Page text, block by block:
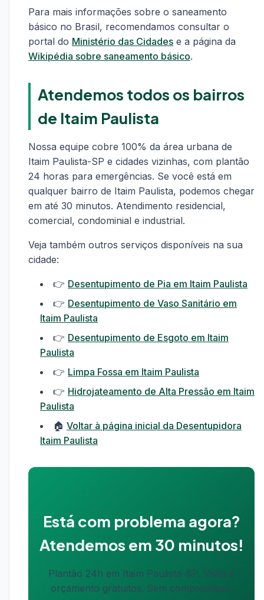
Para mais informações sobre o saneamento
básico no Brasil, recomendamos consultar o
portal do Ministério das Cidades e a página da
Wikipédia sobre saneamento básico.
Atendemos todos os bairros
de Itaim Paulista
Nossa equipe cobre 100% da área urbana de
Itaim Paulista-SP e cidades vizinhas, com plantão
24 horas para emergências. Se você está em
qualquer bairro de Itaim Paulista, podemos chegar
em até 30 minutos. Atendimento residencial,
comercial, condominial e industrial.
Veja também outros serviços disponíveis na sua
cidade:
👉 Desentupimento de Pia em Itaim Paulista
👉 Desentupimento de Vaso Sanitário em
Itaim Paulista
👉 Desentupimento de Esgoto em Itaim
Paulista
👉 Limpa Fossa em Itaim Paulista
👉 Hidrojateamento de Alta Pressão em Itaim
Paulista
🏠 Voltar à página inicial da Desentupidora
Itaim Paulista
Está com problema agora?
Atendemos em 30 minutos!
Plantão 24h em Itaim Paulista-SP. Visita e
orçamento gratuitos. Sem compromisso.